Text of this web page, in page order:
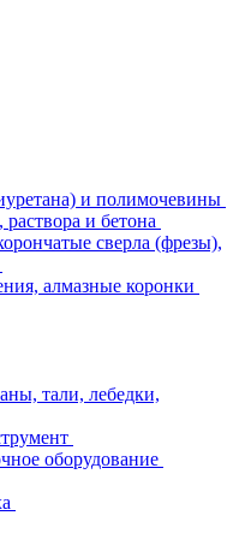
и полимочевины
и бетона
сверла (фрезы),
алмазные коронки
тали, лебедки,
оборудование